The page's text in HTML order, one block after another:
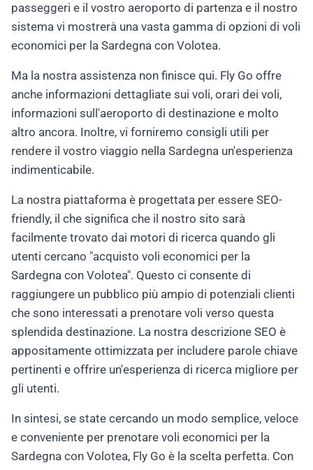
passeggeri e il vostro aeroporto di partenza e il nostro
sistema vi mostrerà una vasta gamma di opzioni di voli
economici per la Sardegna con Volotea.
Ma la nostra assistenza non finisce qui. Fly Go offre
anche informazioni dettagliate sui voli, orari dei voli,
informazioni sull'aeroporto di destinazione e molto
altro ancora. Inoltre, vi forniremo consigli utili per
rendere il vostro viaggio nella Sardegna un'esperienza
indimenticabile.
La nostra piattaforma è progettata per essere SEO-
friendly, il che significa che il nostro sito sarà
facilmente trovato dai motori di ricerca quando gli
utenti cercano "acquisto voli economici per la
Sardegna con Volotea". Questo ci consente di
raggiungere un pubblico più ampio di potenziali clienti
che sono interessati a prenotare voli verso questa
splendida destinazione. La nostra descrizione SEO è
appositamente ottimizzata per includere parole chiave
pertinenti e offrire un'esperienza di ricerca migliore per
gli utenti.
In sintesi, se state cercando un modo semplice, veloce
e conveniente per prenotare voli economici per la
Sardegna con Volotea, Fly Go è la scelta perfetta. Con